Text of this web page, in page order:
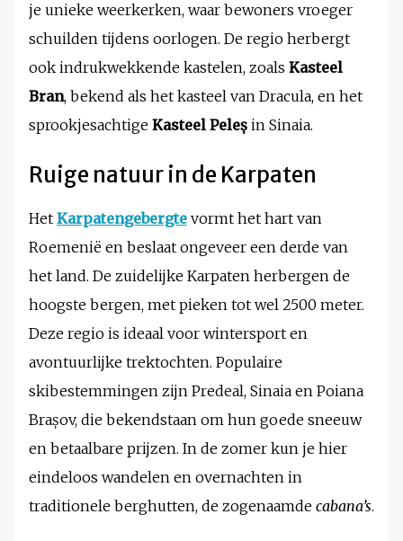
je unieke weerkerken, waar bewoners vroeger
schuilden tijdens oorlogen. De regio herbergt
ook indrukwekkende kastelen, zoals Kasteel
Bran, bekend als het kasteel van Dracula, en het
sprookjesachtige Kasteel Peleș in Sinaia.
Ruige natuur in de Karpaten
Het Karpatengebergte vormt het hart van
Roemenië en beslaat ongeveer een derde van
het land. De zuidelijke Karpaten herbergen de
hoogste bergen, met pieken tot wel 2500 meter.
Deze regio is ideaal voor wintersport en
avontuurlijke trektochten. Populaire
skibestemmingen zijn Predeal, Sinaia en Poiana
Brașov, die bekendstaan om hun goede sneeuw
en betaalbare prijzen. In de zomer kun je hier
eindeloos wandelen en overnachten in
traditionele berghutten, de zogenaamde cabana’s.